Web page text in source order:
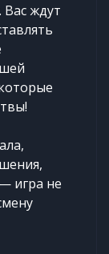
ждут
игра не